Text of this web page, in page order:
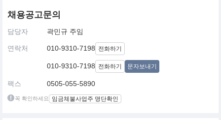
채용공고문의
담당자 곽민규 주임
연락처 010-9310-7198 전화하기
010-9310-7198 전화하기 문자보내기
팩스 0505-055-5890
꼭 확인하세요 임금체불사업주 명단확인